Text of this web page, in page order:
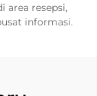
area resepsi,
informasi.